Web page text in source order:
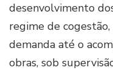
desenvolvimento
regime de
demanda até o
obras, sob